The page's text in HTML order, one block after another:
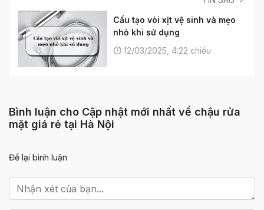
Cấu tạo vòi xịt vệ sinh và mẹo
nhỏ khi sử dụng
12/03/2025, 4:22 chiều
Bình luận cho Cập nhật mới nhất về chậu rửa
mặt giá rẻ tại Hà Nội
Để lại bình luận